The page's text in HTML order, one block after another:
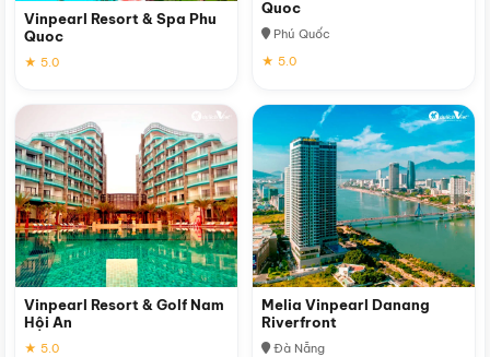
Vinpearl Resort & Spa Phu
Quoc
★ 5.0
Quoc
Phú Quốc
★ 5.0
Vinpearl Resort & Golf Nam
Hội An
★ 5.0
Melia Vinpearl Danang
Riverfront
Đà Nẵng